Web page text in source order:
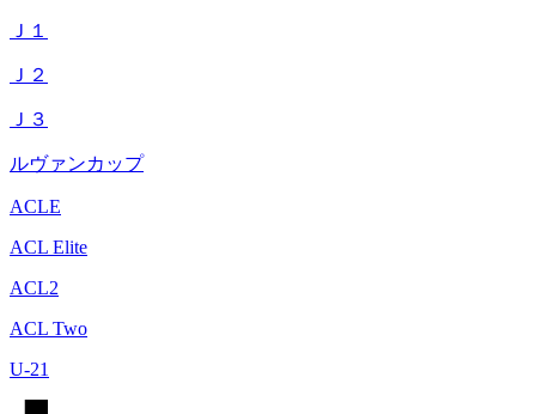
Ｊ１
Ｊ２
Ｊ３
ルヴァンカップ
ACLE
ACL Elite
ACL2
ACL Two
U-21